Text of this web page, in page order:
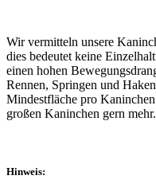
Wir vermitteln unsere
dies bedeutet keine
einen hohen
Rennen, Springen und
Mindestfläche pro
großen Kaninchen gern mehr.
Hinweis: